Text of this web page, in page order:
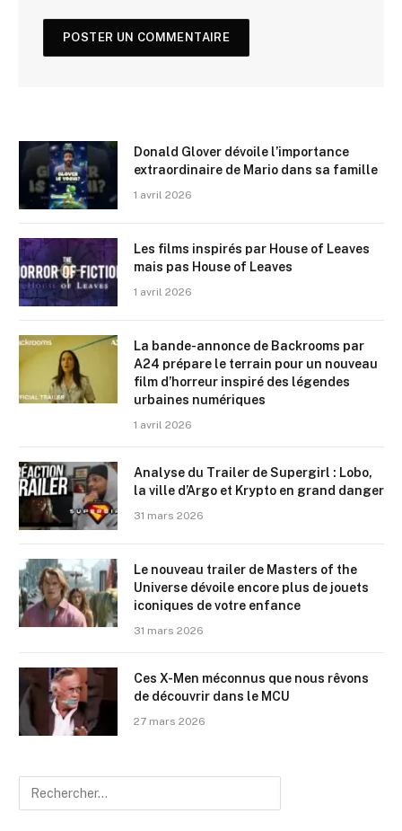
Donald Glover dévoile l’importance
extraordinaire de Mario dans sa famille
1 avril 2026
Les films inspirés par House of Leaves
mais pas House of Leaves
1 avril 2026
La bande-annonce de Backrooms par
A24 prépare le terrain pour un nouveau
film d’horreur inspiré des légendes
urbaines numériques
1 avril 2026
Analyse du Trailer de Supergirl : Lobo,
la ville d’Argo et Krypto en grand danger
31 mars 2026
Le nouveau trailer de Masters of the
Universe dévoile encore plus de jouets
iconiques de votre enfance
31 mars 2026
Ces X-Men méconnus que nous rêvons
de découvrir dans le MCU
27 mars 2026